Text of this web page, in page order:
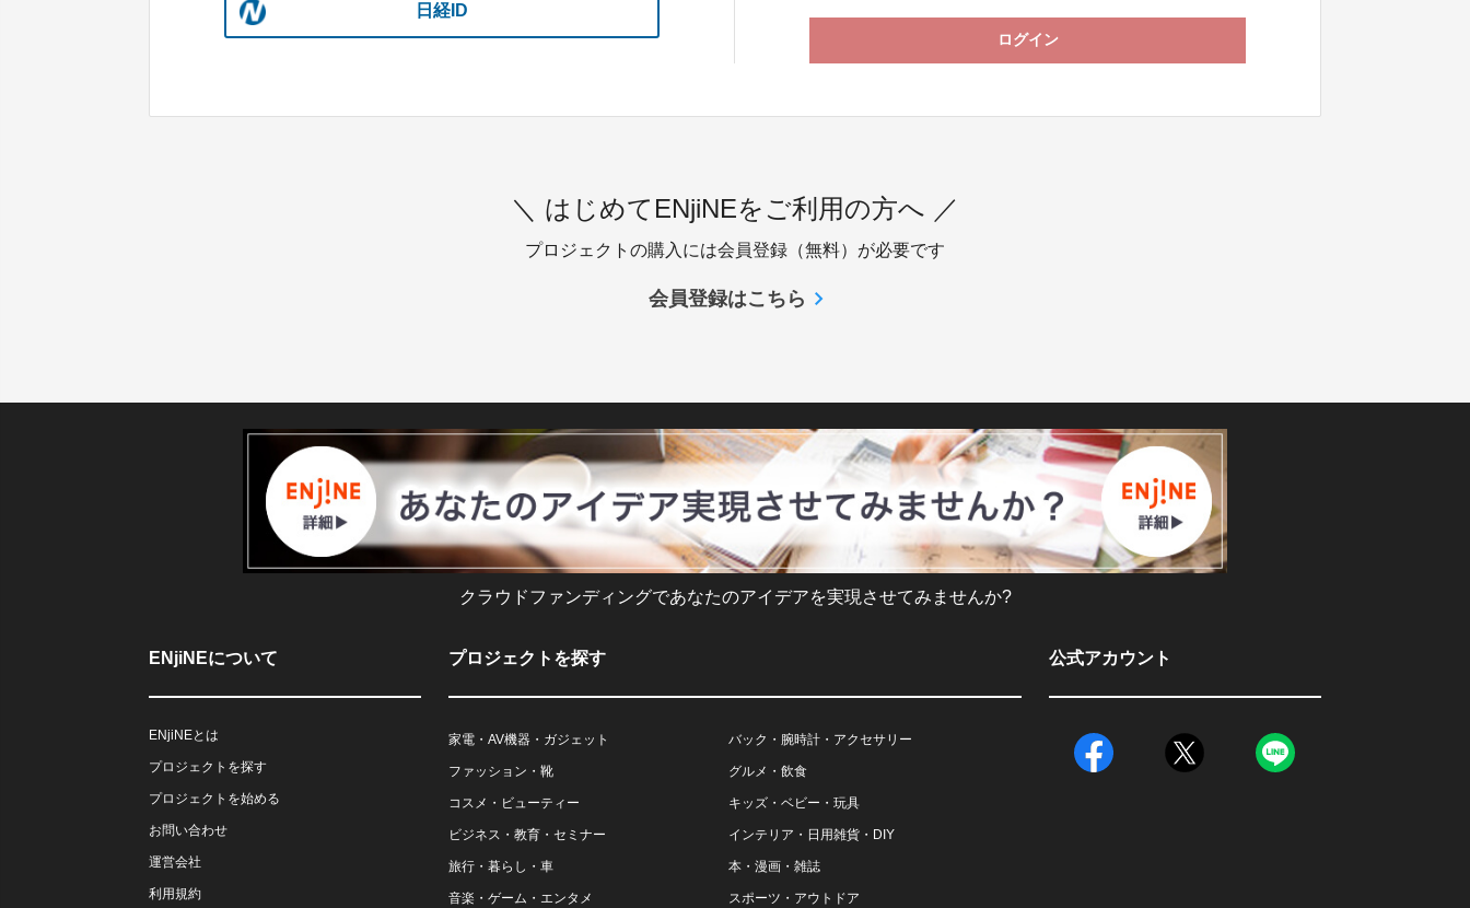
日経ID
ログイン
＼ はじめてENjiNEをご利用の方へ ／
プロジェクトの購入には会員登録（無料）が必要です
会員登録はこちら
クラウドファンディングであなたのアイデアを実現させてみませんか?
ENjiNEについて
ENjiNEとは
プロジェクトを探す
プロジェクトを始める
お問い合わせ
運営会社
利用規約
プロジェクトを探す
家電・AV機器・ガジェット バック・腕時計・アクセサリー
ファッション・靴 グルメ・飲食
コスメ・ビューティー キッズ・ベビー・玩具
ビジネス・教育・セミナー インテリア・日用雑貨・DIY
旅行・暮らし・車 本・漫画・雑誌
音楽・ゲーム・エンタメ スポーツ・アウトドア
公式アカウント